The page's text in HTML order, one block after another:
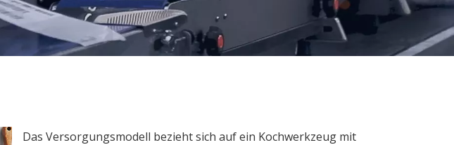
Das Versorgungsmodell bezieht sich auf ein Kochwerkzeug mit